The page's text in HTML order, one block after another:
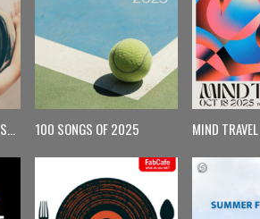
【月曜更新】Monday Spin 100 SONGS OF 2025 MIND TRAVEL